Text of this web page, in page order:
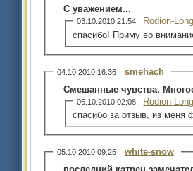
С уважением...
03.10.2010 21:54
Rodion-
спасибо! Приму во
04.10.2010 16:36
smehach
Смешанные чувства.
06.10.2010 02:08
Rodion-
спасибо за отзыв, из меня
05.10.2010 09:25
white-snow